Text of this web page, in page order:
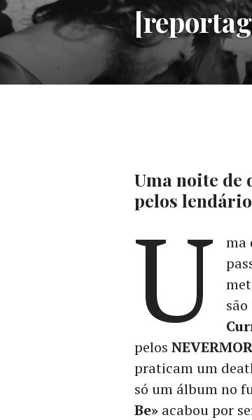
Uma noite de
pelos
U
ma
pelos
praticam um
só um álbum no
Be» acabou por